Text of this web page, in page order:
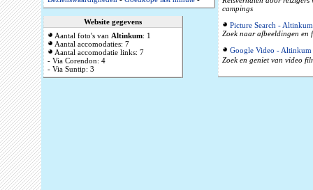
Website gegevens
Aantal foto's van Altinkum: 1
Aantal accomodaties: 7
Aantal accomodatie links: 7
- Via Corendon: 4
- Via Suntip: 3
campings
Picture Search - Altinkum
Zoek naar afbeeldingen en
Google Video - Altinkum
Zoek en geniet van video